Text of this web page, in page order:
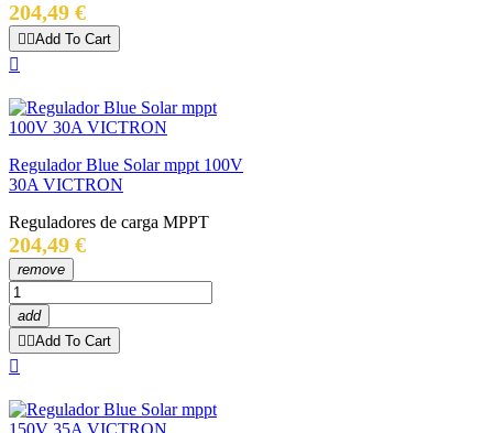
204,49 €Precio
Add To Cart

Regulador Blue Solar mppt 100V
30A VICTRON
Reguladores de carga MPPT
204,49 €Precio
remove
add
Add To Cart
